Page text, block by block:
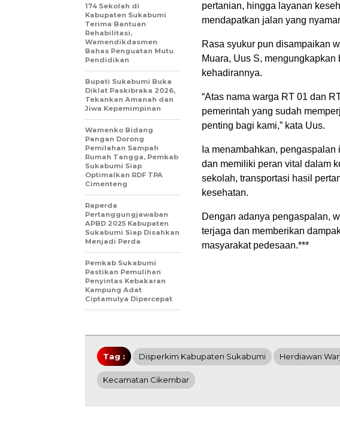
pertanian, hingga layanan
mendapatkan jalan yang
Rasa syukur pun disampaikan
Muara, Uus S,
kehadirannya.
“Atas nama warga RT 01 dan
pemerintah yang sudah
penting bagi kami,” kata Uus.
Ia menambahkan,
dan memiliki peran vital dalam
sekolah, transportasi hasil
kesehatan.
Dengan adanya pengaspalan,
terjaga dan memberikan
masyarakat pedesaan.***
174 Sekolah di
Kabupaten Sukabumi
Terima Bantuan
Rehabilitasi,
Wamendikdasmen
Bahas Penguatan Mutu
Pendidikan
Bupati Sukabumi Buka
Diklat Paskibraka 2026,
Tekankan Amanah dan
Jiwa Kepemimpinan
Wamenko Bidang
Pangan Dorong
Pemilahan Sampah
Rumah Tangga, Pemkab
Sukabumi Siap
Optimalkan RDF TPA
Cimenteng
Raperda
Pertanggungjawaban
APBD 2025 Kabupaten
Sukabumi Siap Disahkan
Menjadi Perda
Pemkab Sukabumi
Pastikan Pemulihan
Penyintas Kebakaran
Kampung Adat
Ciptamulya Dipercepat
Tag : Disperkim Kabupaten Sukabumi Herdiawan
Kecamatan Cikembar